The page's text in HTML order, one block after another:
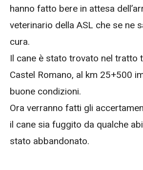
hanno fatto bere in attesa
veterinario della ASL che se ne
cura.
Il cane è stato trovato nel tratto
Castel Romano, al km 25+500
buone condizioni.
Ora verranno fatti gli
il cane sia fuggito da qualche
stato abbandonato.